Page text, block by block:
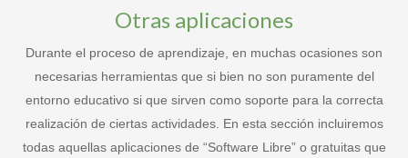
Otras aplicaciones
Durante el proceso de aprendizaje, en muchas ocasiones son
necesarias herramientas que si bien no son puramente del
entorno educativo si que sirven como soporte para la correcta
realización de ciertas actividades. En esta sección incluiremos
todas aquellas aplicaciones de “Software Libre” o gratuitas que